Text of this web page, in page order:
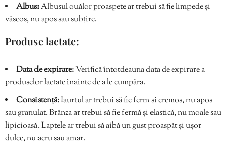
Albus:Albusul ouălor proaspete ar trebui să fie limpede și
vâscos, nu apos sau subțire.
Produse lactate:
Data de expirare:Verifică întotdeauna data de expirare a
produselor lactate înainte de a le cumpăra.
Consistență:Iaurtul ar trebui să fie ferm și cremos, nu apos
sau granulat. Brânza ar trebui să fie fermă și elastică, nu moale sau
lipicioasă. Laptele ar trebui să aibă un gust proaspăt și ușor
dulce, nu acru sau amar.